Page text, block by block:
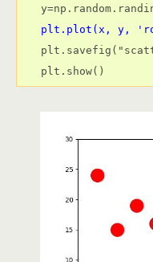
plt.plot(x, y,